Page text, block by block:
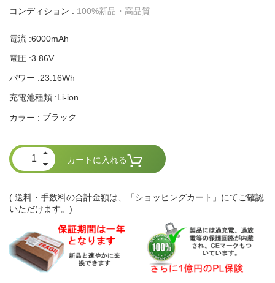
コンディション : 100%新品・高品質
電流 :6000mAh
電圧 :3.86V
パワー :23.16Wh
充電池種類 :Li-ion
カラー : ブラック
カートに入れる
( 送料・手数料の合計金額は、「ショッピングカート」にてご確認
いただけます。)